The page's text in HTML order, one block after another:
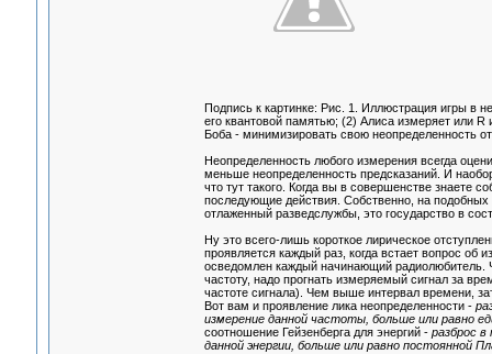
Подпись к картинке: Рис. 1. Иллюстрация игры в
его квантовой памятью; (2) Алиса измеряет или
Боба - минимизировать свою неопределенность
Неопределенность любого измерения всегда
меньше неопределенность предсказаний. И
что тут такого. Когда вы в совершенстве знаете
последующие действия. Собственно, на
отлаженный разведслужбы, это государство в
Ну это всего-лишь короткое лирическое
проявляется каждый раз, когда встает вопрос
осведомлен каждый начинающий радиолюбитель.
частоту, надо прогнать измеряемый сигнал за
частоте сигнала). Чем выше интервал времени,
Вот вам и проявление лика неопределенности -
измерение данной частоты, больше или равно
соотношение Гейзенберга для энергий - разброс
данной энергии, больше или равно постоянной